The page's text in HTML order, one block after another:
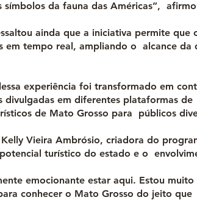
símbolos da fauna das Américas”,
ainda que a iniciativa permite que
em tempo real, ampliando o alcance da
experiência foi transformado em
divulgadas em diferentes plataformas
de Mato Grosso para públicos
Vieira Ambrósio, criadora do
turístico do estado e o
emocionante estar aqui. Estou
conhecer o Mato Grosso do jeito